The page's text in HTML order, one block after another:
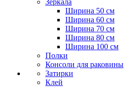
Зеркала
Ширина 50 см
Ширина 60 см
Ширина 70 см
Ширина 80 см
Ширина 100 см
Полки
Консоли для раковины
Затирки
Клей